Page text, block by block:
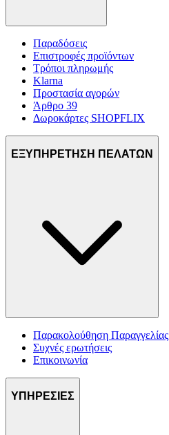
Παραδόσεις
Επιστροφές προϊόντων
Τρόποι πληρωμής
Klarna
Προστασία αγορών
Άρθρο 39
Δωροκάρτες SHOPFLIX
ΕΞΥΠΗΡΕΤΗΣΗ ΠΕΛΑΤΩΝ
Παρακολούθηση Παραγγελίας
Συχνές ερωτήσεις
Επικοινωνία
ΥΠΗΡΕΣΙΕΣ